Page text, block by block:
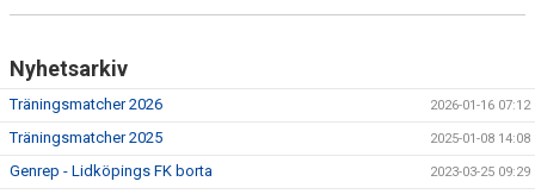
Nyhetsarkiv
Träningsmatcher 2026 2026-01-16 07:12
Träningsmatcher 2025 2025-01-08 14:08
Genrep - Lidköpings FK borta 2023-03-25 09:29